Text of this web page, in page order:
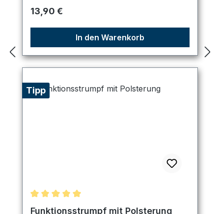
Regulärer Preis:
13,90 €
In den Warenkorb
Tipp
Durchschnittliche Bewertung von 5 von 5 Sternen
Funktionsstrumpf mit Polsterung